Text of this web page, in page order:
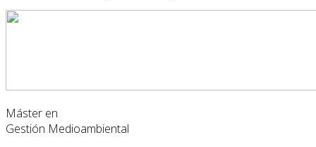
Máster en
Gestión Medioambiental